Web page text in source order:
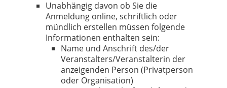
Unabhängig davon ob Sie die
Anmeldung online, schriftlich oder
mündlich erstellen müssen folgende
Informationen enthalten sein:
Name und Anschrift des/der
Veranstalters/Veranstalterin der
anzeigenden Person (Privatperson
oder Organisation)